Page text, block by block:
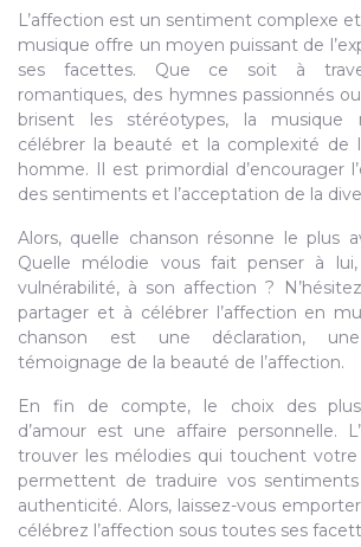
L’affection est un sentiment complexe
musique offre un moyen puissant de
ses facettes. Que ce soit à
romantiques, des hymnes passionnés
brisent les stéréotypes, la
célébrer la beauté et la complexité de
homme. Il est primordial d’encourager
des sentiments et l’acceptation de la
Alors, quelle chanson résonne le plus
Quelle mélodie vous fait penser à
vulnérabilité, à son affection ?
partager et à célébrer l’affection en
chanson est une déclaration,
témoignage de la beauté de l’affection.
En fin de compte, le choix des plus
d’amour est une affaire personnelle.
trouver les mélodies qui touchent
permettent de traduire vos
authenticité. Alors, laissez-vous
célébrez l’affection sous toutes ses